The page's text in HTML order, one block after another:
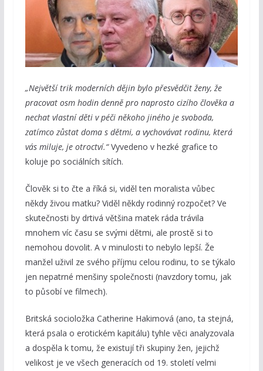
„Největší trik moderních dějin bylo přesvědčit ženy, že
pracovat osm hodin denně pro naprosto cizího člověka a
nechat vlastní děti v péči někoho jiného je svoboda,
zatímco zůstat doma s dětmi, a vychovávat rodinu, která
vás miluje, je otroctví.“Vyvedeno v hezké grafice to
koluje po sociálních sítích.
Člověk si to čte a říká si, viděl ten moralista vůbec
někdy živou matku? Viděl někdy rodinný rozpočet? Ve
skutečnosti by drtivá většina matek ráda trávila
mnohem víc času se svými dětmi, ale prostě si to
nemohou dovolit. A v minulosti to nebylo lepší. Že
manžel uživil ze svého příjmu celou rodinu, to se týkalo
jen nepatrné menšiny společnosti (navzdory tomu, jak
to působí ve filmech).
Britská socioložka Catherine Hakimová (ano, ta stejná,
která psala o erotickém kapitálu) tyhle věci analyzovala
a dospěla k tomu, že existují tři skupiny žen, jejichž
velikost je ve všech generacích od 19. století velmi